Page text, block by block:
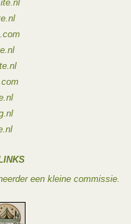
een kleine commissie.